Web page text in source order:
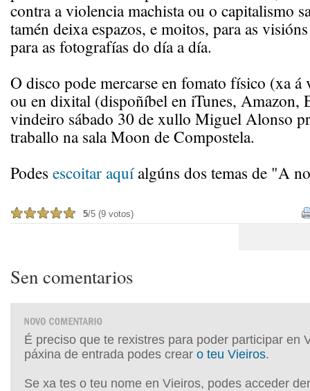
contra a violencia machista ou o capitalismo
tamén deixa espazos, e moitos, para as
para as fotografías do día a día.
O disco pode mercarse en fomato físico (xa á
ou en dixital (dispoñíbel en iTunes, Amazon,
vindeiro sábado 30 de xullo Miguel Alonso
traballo na sala Moon de Compostela.
Podes escoitar aquíalgúns dos temas de "A
5/5 (9 votos)
Sen comentarios
É preciso que te rexistres para poder participar en
páxina de entrada podes crear o teu Vieiros.
Se xa tes o teu nome en Vieiros, podes acceder